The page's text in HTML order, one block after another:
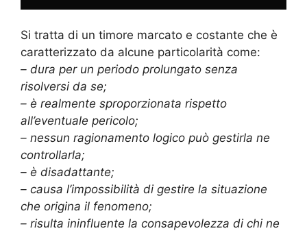
Si tratta di un timore marcato e costante che è
caratterizzato da alcune particolarità come:
– dura per un periodo prolungato senza
risolversi da se;
– è realmente sproporzionata rispetto
all’eventuale pericolo;
– nessun ragionamento logico può gestirla ne
controllarla;
– è disadattante;
– causa l’impossibilità di gestire la situazione
che origina il fenomeno;
– risulta ininfluente la consapevolezza di chi ne